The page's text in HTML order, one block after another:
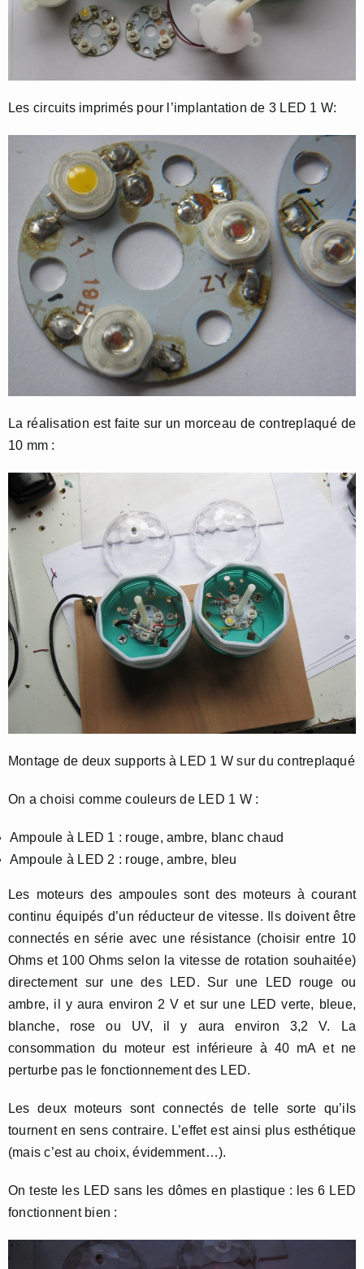
Les circuits imprimés pour l’implantation de 3 LED 1 W:
La réalisation est faite sur un morceau de contreplaqué de
10 mm :
Montage de deux supports à LED 1 W sur du contreplaqué
On a choisi comme couleurs de LED 1 W :
Ampoule à LED 1 : rouge, ambre, blanc chaud
Ampoule à LED 2 : rouge, ambre, bleu
Les moteurs des ampoules sont des moteurs à courant
continu équipés d’un réducteur de vitesse. Ils doivent être
connectés en série avec une résistance (choisir entre 10
Ohms et 100 Ohms selon la vitesse de rotation souhaitée)
directement sur une des LED. Sur une LED rouge ou
ambre, il y aura environ 2 V et sur une LED verte, bleue,
blanche, rose ou UV, il y aura environ 3,2 V. La
consommation du moteur est inférieure à 40 mA et ne
perturbe pas le fonctionnement des LED.
Les deux moteurs sont connectés de telle sorte qu’ils
tournent en sens contraire. L’effet est ainsi plus esthétique
(mais c’est au choix, évidemment…).
On teste les LED sans les dômes en plastique : les 6 LED
fonctionnent bien :